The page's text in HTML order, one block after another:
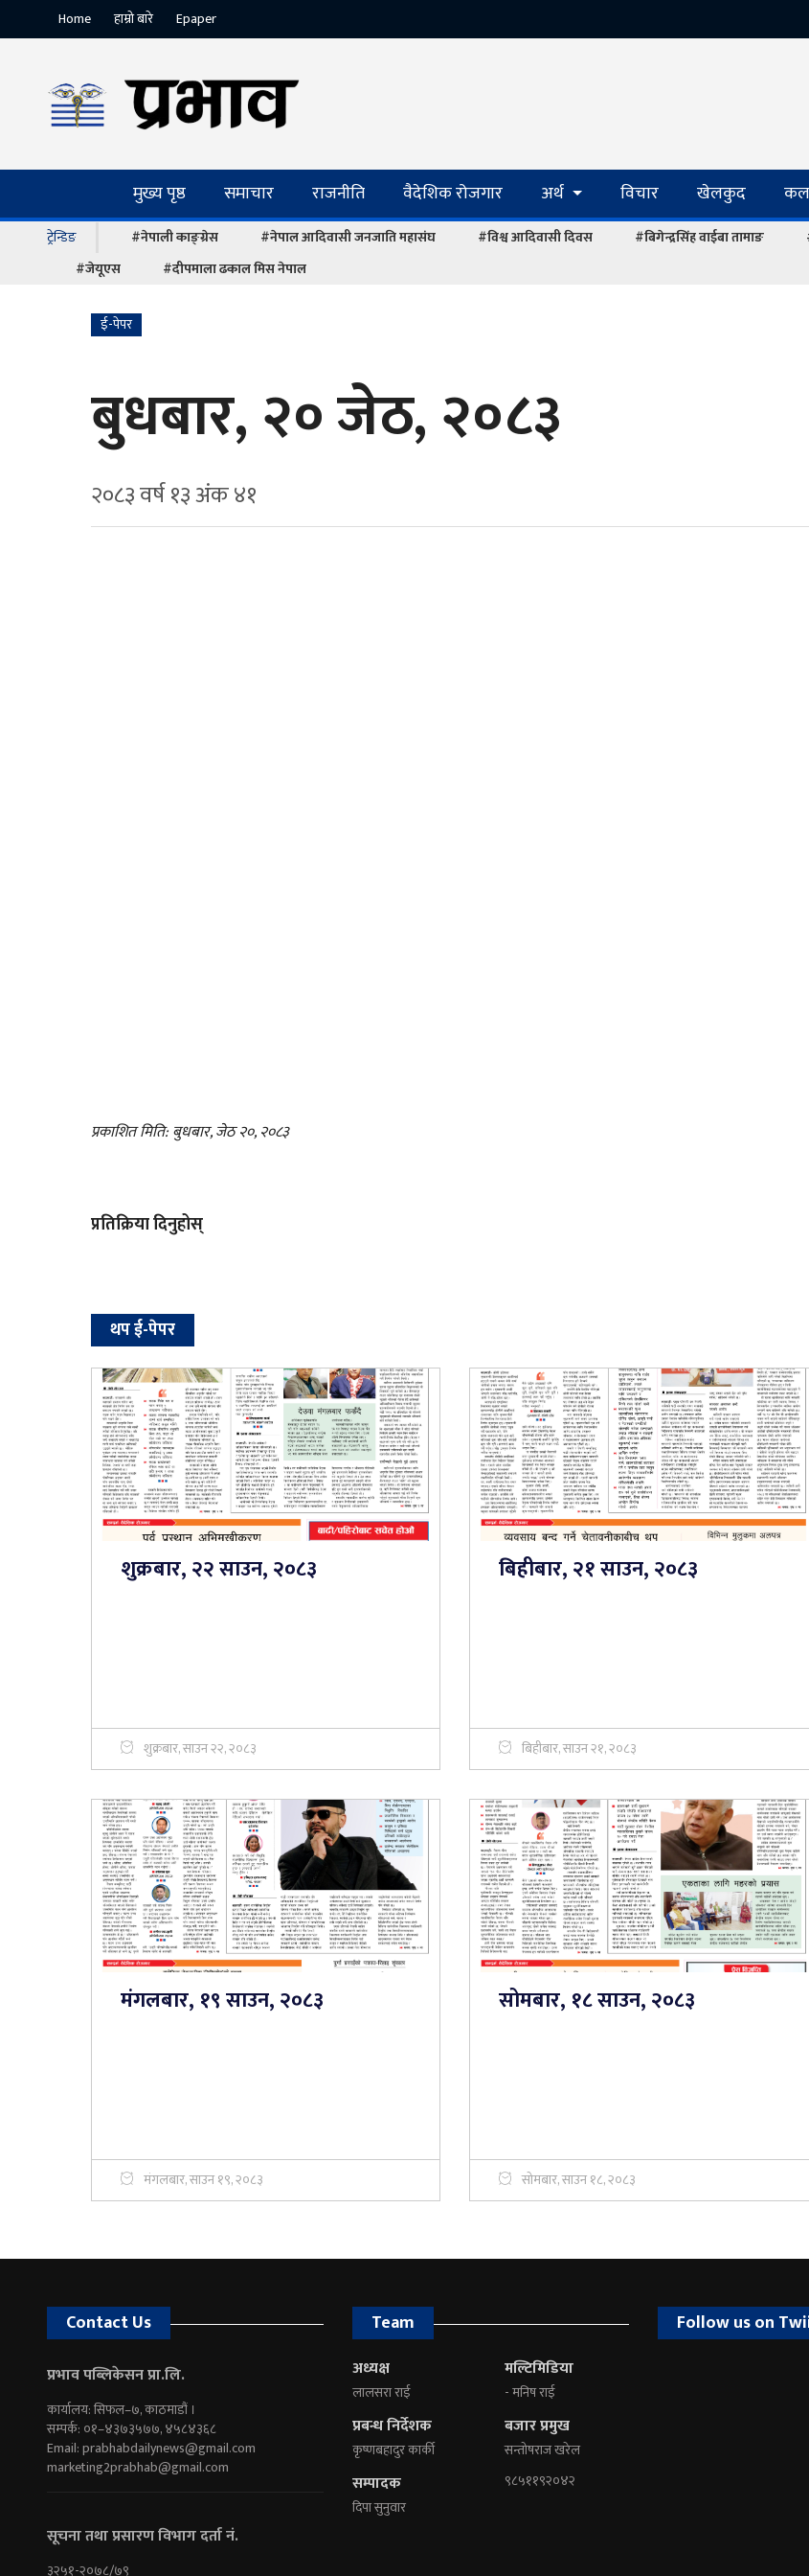
Home हाम्रो बारे Epaper
मुख्य पृष्ठ समाचार राजनीति वैदेशिक रोजगार अर्थ विचार खेलकुद
ट्रेन्डिङ #नेपाली काङ्ग्रेस #नेपाल आदिवासी जनजाति महासंघ #विश्व आदिवासी दिवस #बिगेन्द्रसिंह वाईबा तामाङ
#जेयूएस
#दीपमाला ढकाल मिस नेपाल
ई-पेपर
बुधबार, २० जेठ, २०८३
२०८३ वर्ष १३ अ‍ंक ४१
प्रकाशित मिति: बुधबार, जेठ २०, २०८३
प्रतिक्रिया दिनुहोस्
थप ई-पेपर
शुक्रबार, २२ साउन, २०८३
शुक्रबार, साउन २२, २०८३
बिहीबार, २१ साउन, २०८३
बिहीबार, साउन २१, २०८३
मंगलबार, १९ साउन, २०८३
मंगलबार, साउन १९, २०८३
सोमबार, १८ साउन, २०८३
सोमबार, साउन १८, २०८३
Contact Us
प्रभाव पब्लिकेसन प्रा.लि.
कार्यालय: सिफल–७, काठमाडौं ।
सम्पर्क: ०१–४३७३५७७, ४५८४३६८
Email:prabhabdailynews@gmail.com
marketing2prabhab@gmail.com
सूचना तथा प्रसारण विभाग दर्ता नं.
३२५१-२०७८/७९
Team
अध्यक्ष
लालसरा राई
प्रबन्ध निर्देशक
कृष्णबहादुर कार्की
सम्पादक
दिपा सुनुवार
मल्टिमिडिया
- मनिष राई
बजार प्रमुख
सन्तोषराज खरेल
९८५११९२०४२
Follow us on